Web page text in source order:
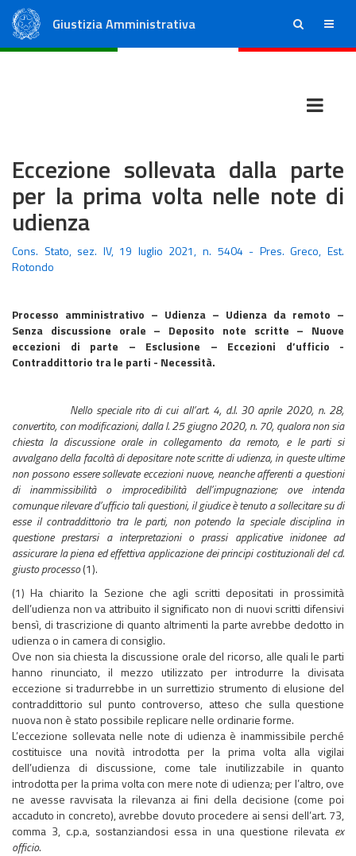
Giustizia Amministrativa ricerca menu
Eccezione sollevata dalla parte
per la prima volta nelle note di
udienza
Cons. Stato, sez. IV, 19 luglio 2021, n. 5404 - Pres. Greco, Est.
Rotondo
Processo amministrativo – Udienza – Udienza da remoto –
Senza discussione orale – Deposito note scritte – Nuove
eccezioni di parte – Esclusione – Eccezioni d’ufficio -
Contraddittorio tra le parti - Necessità.
Nello speciale rito di cui all’art. 4, d.l. 30 aprile 2020, n. 28,
convertito, con modificazioni, dalla l. 25 giugno 2020, n. 70, qualora non sia
chiesta la discussione orale in collegamento da remoto, e le parti si
avvalgano della facoltà di depositare note scritte di udienza, in queste ultime
non possono essere sollevate eccezioni nuove, neanche afferenti a questioni
di inammissibilità o improcedibilità dell’impugnazione; ove intenda
comunque rilevare d’ufficio tali questioni, il giudice è tenuto a sollecitare su di
esse il contraddittorio tra le parti, non potendo la speciale disciplina in
questione prestarsi a interpretazioni o prassi applicative inidonee ad
assicurare la piena ed effettiva applicazione dei principi costituzionali del cd.
giusto processo(1).
(1) Ha chiarito la Sezione che agli scritti depositati in prossimità
dell’udienza non va attribuito il significato non di nuovi scritti difensivi
bensì, di trascrizione di quanto altrimenti la parte avrebbe dedotto in
udienza o in camera di consiglio.
Ove non sia chiesta la discussione orale del ricorso, alle quali le parti
hanno rinunciato, il mezzo utilizzato per introdurre la divisata
eccezione si tradurrebbe in un surrettizio strumento di elusione del
contraddittorio sul punto controverso, atteso che sulla questione
nuova non è stato possibile replicare nelle ordinarie forme.
​​​​​​​L’eccezione sollevata nelle note di udienza è inammissibile perché
costituisce una novità introdotta per la prima volta alla vigilai
dell’udienza di discussione, come tale inutilizzabile in quanto
introdotta per la prima volta con mere note di udienza; per l’altro, ove
ne avesse ravvisata la rilevanza ai fini della decisione (come poi
accaduto in concreto), avrebbe dovuto procedere ai sensi dell’art. 73,
comma 3, c.p.a, sostanziandosi essa in una questione rilevata ex
officio.